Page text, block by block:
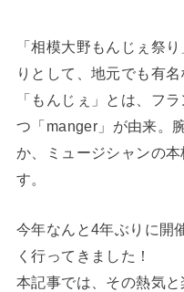
「相模大野もんじぇ祭
りとして、地元でも有名
「もんじぇ」とは、フ
つ「manger」が由来。
か、ミュージシャンの
す。
今年なんと4年ぶりに開
く行ってきました！
本記事では、その熱気